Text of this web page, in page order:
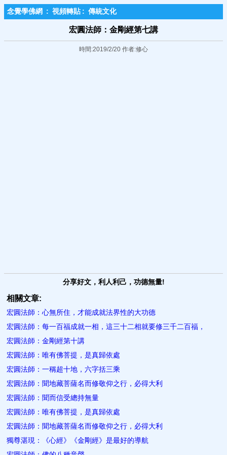
念覺學佛網 : 視頻轉貼 : 傳統文化
宏圓法師：金剛經第七講
時間:2019/2/20 作者:修心
分享好文，利人利己，功德無量!
相關文章:
宏圓法師：心無所住，才能成就法界性的大功德
宏圓法師：每一百福成就一相，這三十二相就要修三千二百福，
宏圓法師：金剛經第十講
宏圓法師：唯有佛菩提，是真歸依處
宏圓法師：一稱超十地，六字括三乘
宏圓法師：聞地藏菩薩名而修敬仰之行，必得大利
宏圓法師：聞而信受總持無量
宏圓法師：唯有佛菩提，是真歸依處
宏圓法師：聞地藏菩薩名而修敬仰之行，必得大利
獨尊湛現：《心經》《金剛經》是最好的導航